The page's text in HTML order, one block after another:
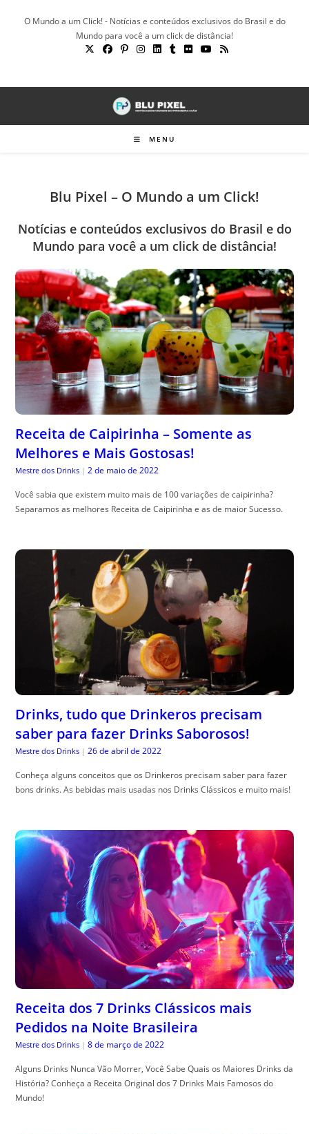
O Mundo a um Click! - Notícias e conteúdos exclusivos do Brasil e do
Mundo para você a um click de distância!
MENU
Blu Pixel – O Mundo a um Click!
Notícias e conteúdos exclusivos do Brasil e do
Mundo para você a um click de distância!
Receita de Caipirinha – Somente as
Melhores e Mais Gostosas!
Mestre dos Drinks | 2 de maio de 2022
Você sabia que existem muito mais de 100 variações de caipirinha?
Separamos as melhores Receita de Caipirinha e as de maior Sucesso.
Drinks, tudo que Drinkeros precisam
saber para fazer Drinks Saborosos!
Mestre dos Drinks | 26 de abril de 2022
Conheça alguns conceitos que os Drinkeros precisam saber para fazer
bons drinks. As bebidas mais usadas nos Drinks Clássicos e muito mais!
Receita dos 7 Drinks Clássicos mais
Pedidos na Noite Brasileira
Mestre dos Drinks | 8 de março de 2022
Alguns Drinks Nunca Vão Morrer, Você Sabe Quais os Maiores Drinks da
História? Conheça a Receita Original dos 7 Drinks Mais Famosos do
Mundo!